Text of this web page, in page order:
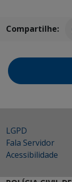
Compartilhe:
LGPD
Fala Servidor
Acessibilidade